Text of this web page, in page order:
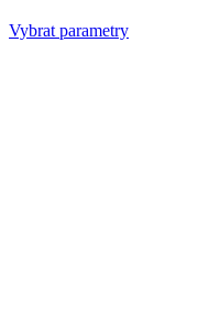
Vybrat parametry